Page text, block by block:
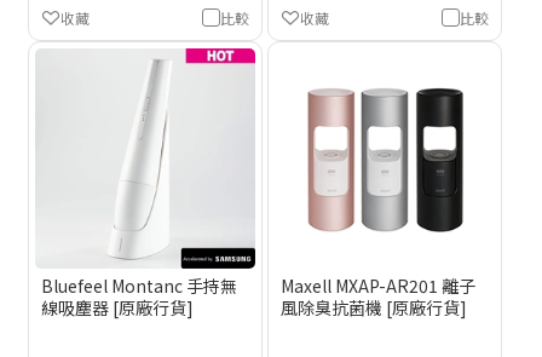
比較
收藏 比較
收藏
Bluefeel Montanc 手持無
線吸塵器 [原廠行貨]
Maxell MXAP-AR201 離子
風除臭抗菌機 [原廠行貨]